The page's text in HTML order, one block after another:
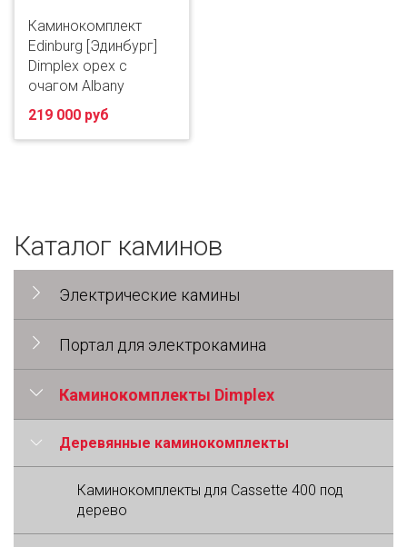
Каминокомплект
Edinburg [Эдинбург]
Dimplex орех с
очагом Albany
219 000 руб
Каталог каминов
Электрические камины
Портал для электрокамина
Каминокомплекты Dimplex
Деревянные каминокомплекты
Каминокомплекты для Cassette 400 под
дерево